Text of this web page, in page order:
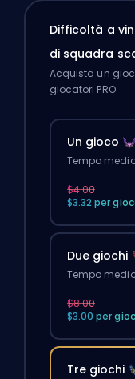
Difficoltà a
di squadra
Acquista un
giocatori PRO.
Un gioco
Tempo
$4.00
$3.32 per
Due giochi
Tempo
$8.00
$3.00 per
Tre giochi